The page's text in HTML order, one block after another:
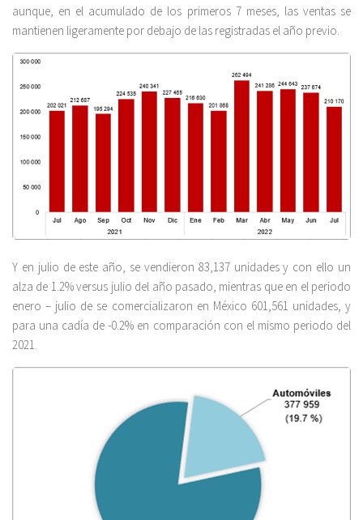
aunque, en el acumulado de los primeros 7 meses, las ventas se
mantienen ligeramente por debajo de las registradas el año previo.
Y en julio de este año, se vendieron 83,137 unidades y con ello un
alza de 1.2% versus julio del año pasado, mientras que en el periodo
enero – julio de se comercializaron en México 601,561 unidades, y
para una cadía de -0.2% en comparación con el mismo periodo del
2021.